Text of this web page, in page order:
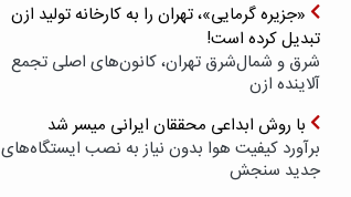
«جزیره گرمایی»، تهران را به کارخانه تولید ازن
تبدیل کرده است!
شرق و شمال‌شرق تهران، کانون‌های اصلی تجمع
آلاینده ازن
با روش ابداعی محققان ایرانی میسر شد
برآورد کیفیت هوا بدون نیاز به نصب ایستگاه‌های
جدید سنجش